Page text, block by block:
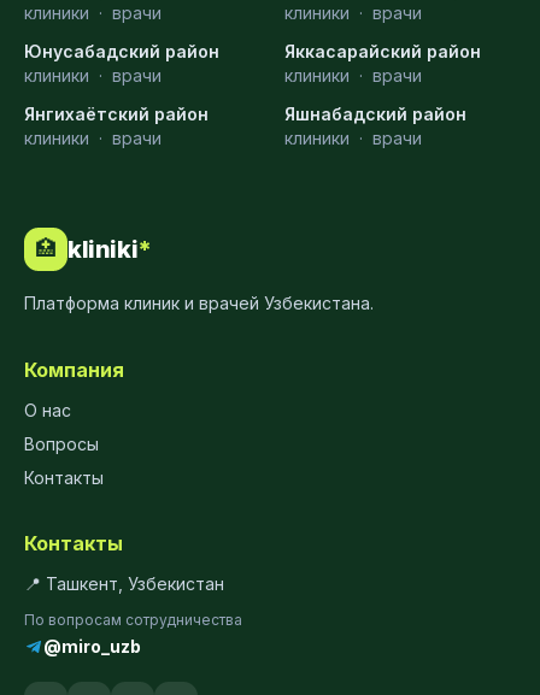
клиники · врачи
клиники · врачи
Юнусабадский район
клиники · врачи
Яккасарайский район
клиники · врачи
Янгихаётский район
клиники · врачи
Яшнабадский район
клиники · врачи
🏥 kliniki*
Платформа клиник и врачей Узбекистана.
Компания
О нас
Вопросы
Контакты
Контакты
📍 Ташкент, Узбекистан
По вопросам сотрудничества
@miro_uzb